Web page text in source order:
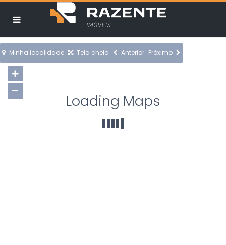
Loading Maps
Minha localidade Tela cheia Anterior Próximo